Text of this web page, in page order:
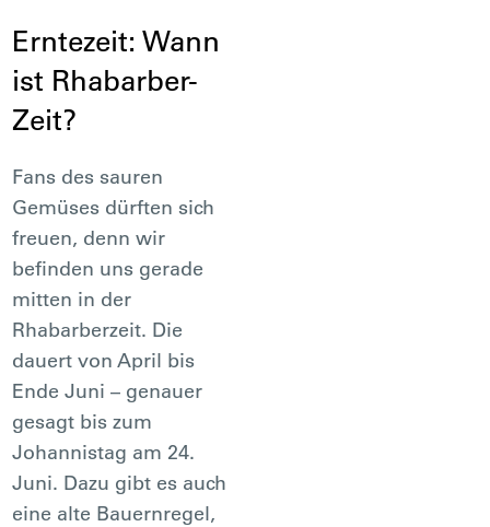
Erntezeit: Wann
ist Rhabarber-
Zeit?
Fans des sauren
Gemüses dürften sich
freuen, denn wir
befinden uns gerade
mitten in der
Rhabarberzeit. Die
dauert von April bis
Ende Juni – genauer
gesagt bis zum
Johannistag am 24.
Juni. Dazu gibt es auch
eine alte Bauernregel,